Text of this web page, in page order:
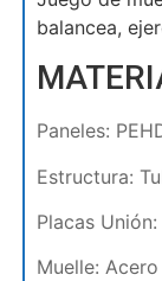
balancea,
Paneles:
Estructura:
Placas
Muelle: